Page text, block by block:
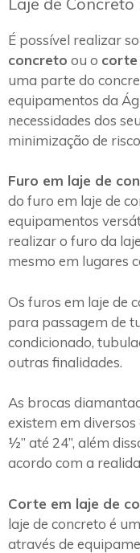
É possível realizar
concreto ou o corte
uma parte do
equipamentos da
necessidades dos
minimização de
Furo em laje de
do furo em laje de
equipamentos
realizar o furo da
mesmo em lugares
Os furos em laje de
para passagem de
condicionado,
outras finalidades.
As brocas
existem em
½” até 24”, além
acordo com a
Corte em laje de
laje de concreto é
através de